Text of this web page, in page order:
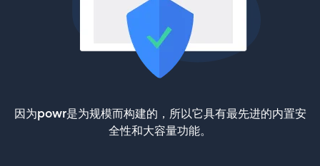
因为powr是为规模而构建的，所以它具有最先进的内置安
全性和大容量功能。